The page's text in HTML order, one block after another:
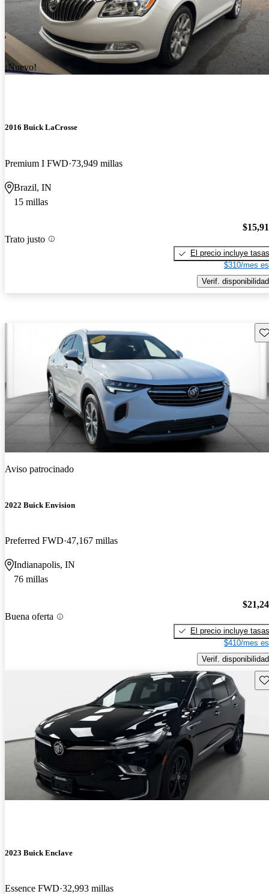
¡Nuevo!
2016 Buick LaCrosse
Premium I FWD 73,949 millas
Brazil, IN
15 millas
Trato justo
El precio incluye tasas
$310/mes
Verif. disponibilidad
Aviso patrocinado
2022 Buick Envision
Preferred FWD 47,167 millas
Indianapolis, IN
76 millas
Buena oferta
El precio incluye tasas
$410/mes
Verif. disponibilidad
2023 Buick Enclave
Essence FWD 32,993 millas